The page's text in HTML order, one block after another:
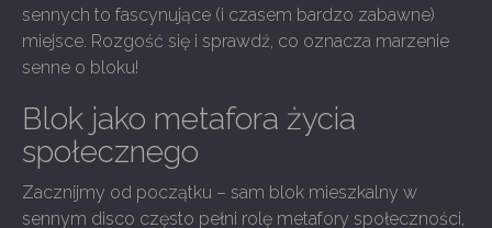
sennych to fascynujące (i czasem bardzo zabawne)
miejsce. Rozgość się i sprawdź, co oznacza marzenie
senne o bloku!
Blok jako metafora życia
społecznego
Zacznijmy od początku – sam blok mieszkalny w
sennym disco często pełni rolę metafory społeczności,